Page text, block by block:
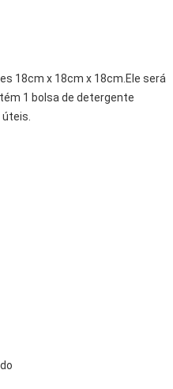
18cm x 18cm x 18cm.Ele será
1 bolsa de detergente
úteis.